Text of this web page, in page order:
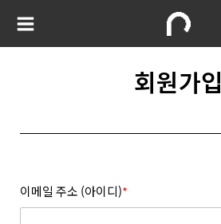
회원가입
이메일 주소 (아이디)*